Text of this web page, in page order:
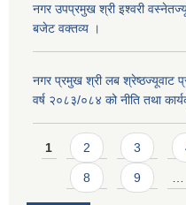
नगर उपप्रमुख श्री इश्वरी
बजेट वक्तव्य ।
नगर प्रमुख श्री लब श्रेष्ठज्यूवाट
वर्ष २०८३/०८४ को नीति तथा
Pages
1 2 3
8 9